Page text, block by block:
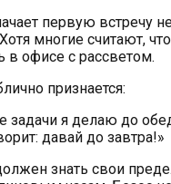
первую встречу
многие считают,
в офисе с рассветом.
признается:
задачи я делаю до
давай до завтра!»
знать свои